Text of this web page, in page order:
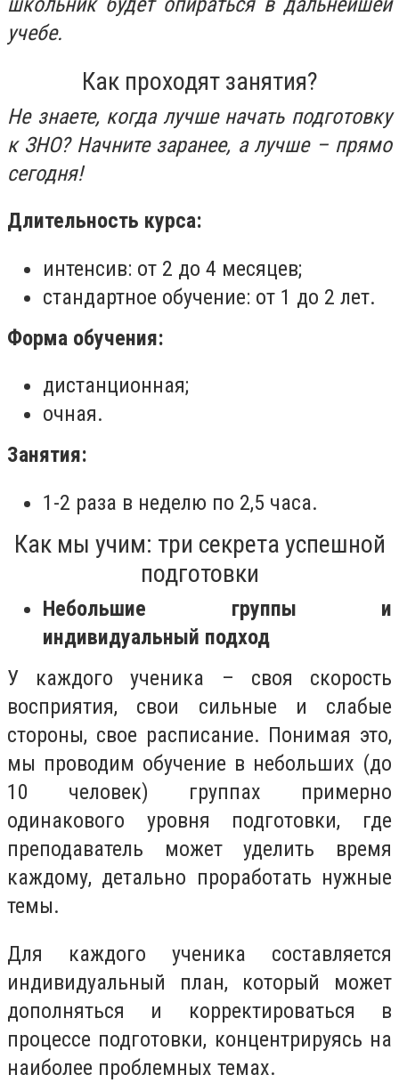
учебе.
Как проходят занятия?
Не знаете, когда лучше начать подготовку
к ЗНО? Начните заранее, а лучше – прямо
сегодня!
Длительность курса:
интенсив: от 2 до 4 месяцев;
стандартное обучение: от 1 до 2 лет.
Форма обучения:
дистанционная;
очная.
Занятия:
1-2 раза в неделю по 2,5 часа.
Как мы учим: три секрета успешной
подготовки
Небольшие группы и
индивидуальный подход
У каждого ученика – своя скорость
восприятия, свои сильные и слабые
стороны, свое расписание. Понимая это,
мы проводим обучение в небольших (до
10 человек) группах примерно
одинакового уровня подготовки, где
преподаватель может уделить время
каждому, детально проработать нужные
темы.
Для каждого ученика составляется
индивидуальный план, который может
дополняться и корректироваться в
процессе подготовки, концентрируясь на
наиболее проблемных темах.